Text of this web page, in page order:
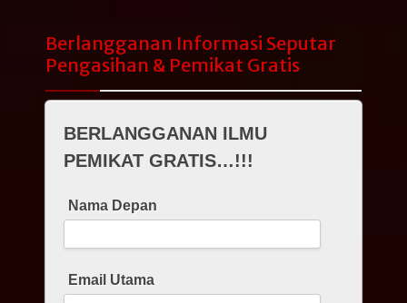
Berlangganan Informasi Seputar
Pengasihan & Pemikat Gratis
BERLANGGANAN ILMU
PEMIKAT GRATIS…!!!
Nama Depan
Email Utama